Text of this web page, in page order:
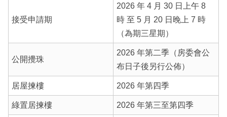
接受申請期
2026 年 4 月 30 日上午 8
時 至 5 月 20 日晚上 7 時
（為期三星期）
公開攪珠
2026 年第二季（房委會公
布日子後另行公佈）
居屋揀樓 2026 年第四季
綠置居揀樓 2026 年第三至第四季